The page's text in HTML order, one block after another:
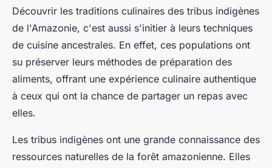
Découvrir les traditions culinaires des tribus indigènes
de l'Amazonie, c'est aussi s'initier à leurs techniques
de cuisine ancestrales. En effet, ces populations ont
su préserver leurs méthodes de préparation des
aliments, offrant une expérience culinaire authentique
à ceux qui ont la chance de partager un repas avec
elles.
Les tribus indigènes ont une grande connaissance des
ressources naturelles de la forêt amazonienne. Elles